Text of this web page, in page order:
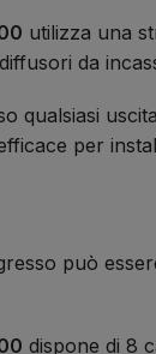
utilizza una
da
qualsiasi
per
può
dispone di 8